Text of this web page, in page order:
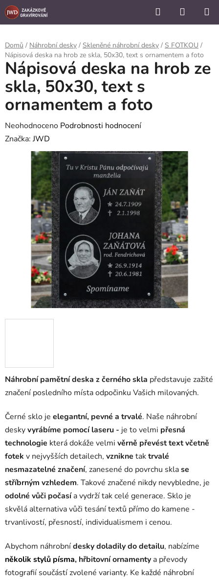
```
Přejít
na
Hledat
KOŠÍK
Domů / Náhrobní desky / Skleněné náhrobní desky / S FOTKOU /
Nápisová deska na hrob ze skla, 50x30, text s ornamentem a foto
Náhrobní pamětní deska z černého skla představuje zažité
značení posledního místa odpočinku Vašich milovaných.
Černé sklo je elegantní, pevné a trvalé. Naše náhrobní
deskyvyrábíme pomocí laseru - je to velmi přesná
technologie která dokáže velmi věrně převést text včetně
fotek v nejvyšších detailech, vznikne taktrvalé
nesmazatelné značení, zanesené do povrchu sklase
stříbrným vzhledem. Takové značené nikdy nevybledne, je
odolné vůči počasía vydrží tak celé generace. Sklo je
skvělá alternativa vůči tesání textů přímo do kamene -
trvanlivostí, přesností, individualismem i cenou.
Abychom náhrobnídesky doladily do detailu, nabízíme
několik stylů písma, hřbitovní ornamenty a převody
fotografií součástí zvolené varianty. Ke každé náhrobní
Nápisová deska na hrob ze
skla, 50x30, text s
ornamentem a foto
Průměrné
hodnocení
produktu
hvězdiček.
Neohodnoceno Podrobnosti hodnocení
Značka:JWD